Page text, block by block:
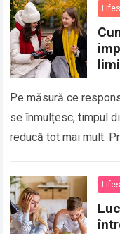
Pe măsură ce
se înmulțesc, timpul
reducă tot mai mult.